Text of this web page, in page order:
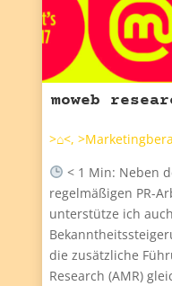
moweb
>⌂<,
< 1 Min: Neben
regelmäßigen PR-
unterstütze ich
die zusätzliche
Research (AMR)